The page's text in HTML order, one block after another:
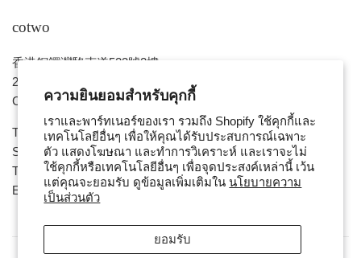
ความยินยอมสำหรับคุกกี้
เราและพาร์ทเนอร์ของเรา รวมถึง Shopify ใช้คุกกี้และ
เทคโนโลยีอื่นๆ เพื่อให้คุณได้รับประสบการณ์เฉพาะ
ตัว แสดงโฆษณา และทำการวิเคราะห์ และเราจะไม่
ใช้คุกกี้หรือเทคโนโลยีอื่นๆ เพื่อจุดประสงค์เหล่านี้ เว้น
แต่คุณจะยอมรับ ดูข้อมูลเพิ่มเติมในนโยบายความ
เป็นส่วนตัว
ยอมรับ
cotwo
香港銅鑼灣駱克道523號2樓
2/F, No. 523, Lockhart Road,
Causeway Bay , HONG KONG
Tue ~ Sat - 1pm - 8pm
Sunday, Monday & Public Holiday - Day Off
Tel : ( 852 ) 2893 7760
E-mail : cotwohk@cotwohk.com